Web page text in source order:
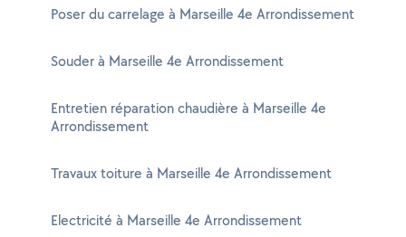
Poser du carrelage à Marseille 4e Arrondissement
Souder à Marseille 4e Arrondissement
Entretien réparation chaudière à Marseille 4e
Arrondissement
Travaux toiture à Marseille 4e Arrondissement
Electricité à Marseille 4e Arrondissement